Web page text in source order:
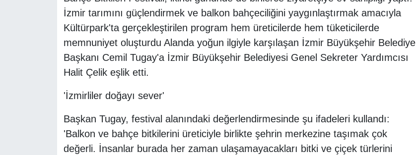
İzmir tarımını güçlendirmek ve balkon bahçeciliğini yaygınlaştırmak amacıyla
Kültürpark'ta gerçekleştirilen program hem üreticilerde hem tüketicilerde
memnuniyet oluşturdu Alanda yoğun ilgiyle karşılaşan İzmir Büyükşehir Belediye
Başkanı Cemil Tugay'a İzmir Büyükşehir Belediyesi Genel Sekreter Yardımcısı
Halit Çelik eşlik etti.
'İzmirliler doğayı sever'
Başkan Tugay, festival alanındaki değerlendirmesinde şu ifadeleri kullandı:
'Balkon ve bahçe bitkilerini üreticiyle birlikte şehrin merkezine taşımak çok
değerli. İnsanlar burada her zaman ulaşamayacakları bitki ve çiçek türlerini